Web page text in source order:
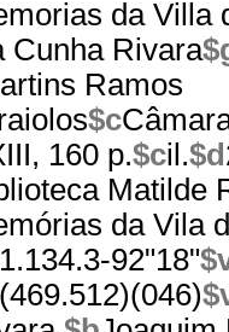
da Villa
Cunha Rivara
Ramos
$c
160 p.$cil.$d
Matilde
da Vila
92"18"